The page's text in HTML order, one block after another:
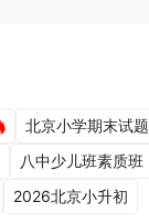
北京小学期末试题
八中少儿班素质班
2026北京小升初